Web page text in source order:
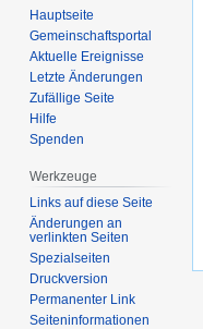
Hauptseite
Gemeinschafts­portal
Aktuelle Ereignisse
Letzte Änderungen
Zufällige Seite
Hilfe
Spenden
Werkzeuge
Links auf diese Seite
Änderungen an
verlinkten Seiten
Spezialseiten
Druckversion
Permanenter Link
Seiten­­informationen